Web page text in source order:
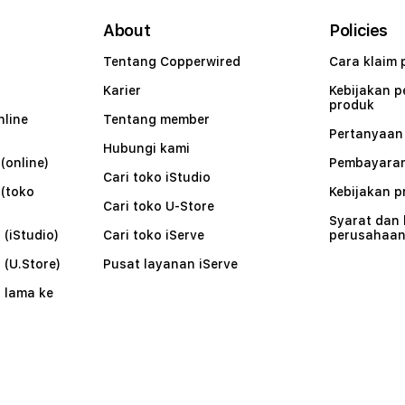
lama ke
About
Tentang Copperwired
Karier
Tentang member
Hubungi kami
Cari toko iStudio
Cari toko U-Store
Cari toko iServe
Pusat layanan iServe
Policies
Cara klaim
Kebijakan
produk
Pertanyaan
Kebijakan
Syarat dan
perusahaan